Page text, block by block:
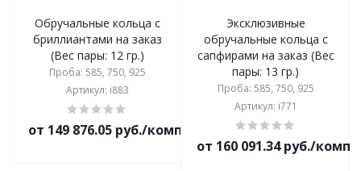
Обручальные кольца с
бриллиантами на заказ
(Вес пары: 12 гр.)
Проба: 585, 750, 925
Артикул: i883
от 149 876.05 руб./комплект
Эксклюзивные
обручальные кольца с
сапфирами на заказ (Вес
пары: 13 гр.)
Проба: 585, 750, 925
Артикул: i771
от 160 091.34 руб./